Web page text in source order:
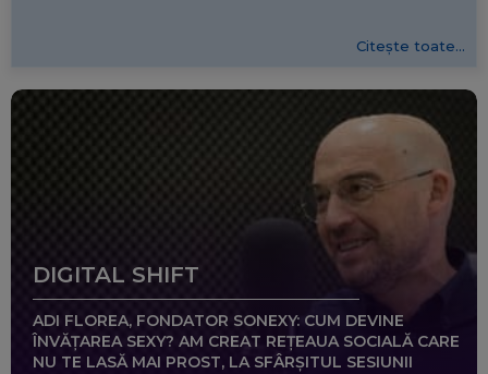
Citește toate...
DIGITAL SHIFT
ADI FLOREA, FONDATOR SONEXY: CUM DEVINE
ÎNVĂȚAREA SEXY? AM CREAT REȚEAUA SOCIALĂ CARE
NU TE LASĂ MAI PROST, LA SFÂRȘITUL SESIUNII